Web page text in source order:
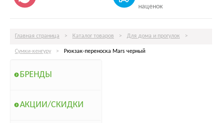
наценок
Главная страница > Каталог товаров > Для дома и прогулок >
Сумки-кенгуру > Рюкзак-переноска Mars черный
БРЕНДЫ
АКЦИИ/СКИДКИ